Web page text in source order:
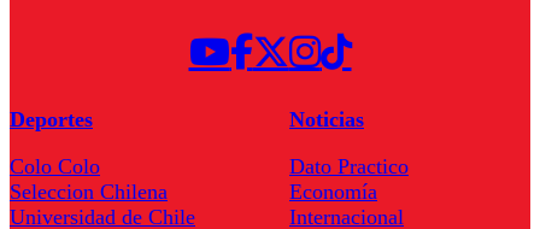
Deportes
Colo Colo
Seleccion Chilena
Universidad de Chile
Noticias
Dato Practico
Economía
Internacional